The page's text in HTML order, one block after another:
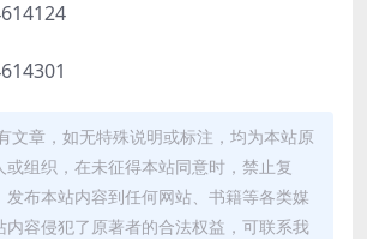
文章，如无特殊说明或标注，均为本站原
组织，在未征得本站同意时，禁止复
发布本站内容到任何网站、书籍等各类媒
内容侵犯了原著者的合法权益，可联系我